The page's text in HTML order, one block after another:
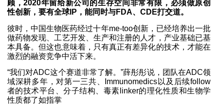
顾，2020年留给新公司的生存空间非常有限，必须做原创
性创新，要有全球IP，能同时与FDA、CDE打交道。
彼时，中国生物医药经过十年me-too创新，已经培养出一批
做药物发现、工艺开发、生产和注册的人才，产业基础已基
本具备。但这也意味着，只有真正有差异化的技术，才能在
激烈的融资竞争中活下来。
“我们对ADC这个赛道非常了解。”薛彤彤说，团队在ADC领
域深耕多年，对第一三共、Immunomedics以及后续follow
者的技术平台、分子结构、毒素linker的理化性质和生物学
性质都了如指掌